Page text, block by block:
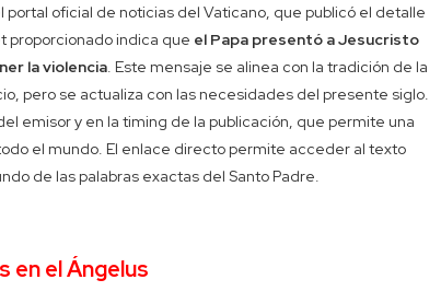
oficial de noticias del Vaticano, que publicó el detalle
proporcionado indica que el Papa presentó a Jesucristo
la violencia. Este mensaje se alinea con la tradición de la
pero se actualiza con las necesidades del presente siglo.
emisor y en la timing de la publicación, que permite una
el mundo. El enlace directo permite acceder al texto
de las palabras exactas del Santo Padre.
en el Ángelus